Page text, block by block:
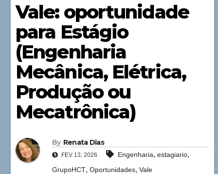
Vale: oportunidade
para Estágio
(Engenharia
Mecânica, Elétrica,
Produção ou
Mecatrônica)
By Renata Dias
FEV 13, 2026 Engenharia, estagiario,
GrupoHCT, Oportunidades, Vale